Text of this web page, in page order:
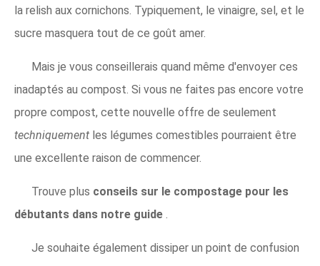
la relish aux cornichons. Typiquement, le vinaigre, sel, et le
sucre masquera tout de ce goût amer.
Mais je vous conseillerais quand même d'envoyer ces
inadaptés au compost. Si vous ne faites pas encore votre
propre compost, cette nouvelle offre de seulement
techniquement les légumes comestibles pourraient être
une excellente raison de commencer.
Trouve plus conseils sur le compostage pour les
débutants dans notre guide .
Je souhaite également dissiper un point de confusion